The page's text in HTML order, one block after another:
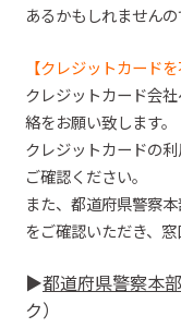
あるかもしれません
【クレジットカード
クレジットカード会
絡をお願い致します。
クレジットカードの
ご確認ください。
また、都道府県警察
をご確認いただき、
▶︎都道府県警察本
ク）